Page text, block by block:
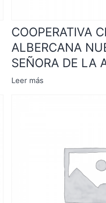
COOPERATIVA
ALBERCANA
SEÑORA DE LA
Leer más